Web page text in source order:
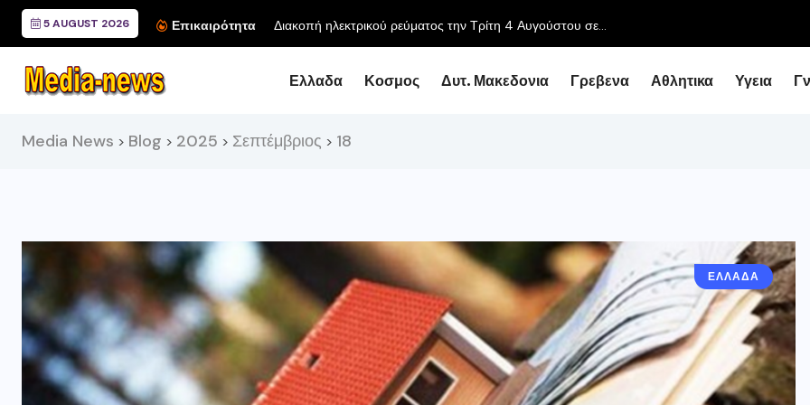
5 AUGUST 2026 Επικαιρότητα
Ελλαδα Κοσμος Δυτ. Μακεδονια Γρεβενα Αθλητικα Υγεια
Media News > Blog > 2025 > Σεπτέμβριος > 18
ΕΛΛΑΔΑ